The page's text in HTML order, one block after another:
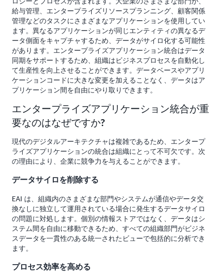
給与管理、エンタープライズリソースプランニング、顧客関係
管理などのタスクにさまざまなアプリケーションを使用してい
ます。異なるアプリケーションが同じエンティティの異なるデ
ータ側面をキャプチャするため、データがサイロ化する可能性
があります。エンタープライズアプリケーション統合はデータ
同期をサポートするため、組織はビジネスプロセスを自動化し
て生産性を向上させることができます。データベースやアプリ
ケーションコードに大きな変更を加えることなく、データはア
プリケーション間を自由にやり取りできます。
エンタープライズアプリケーション統合が重
要なのはなぜですか?
現代のデジタルアーキテクチャは複雑であるため、エンタープ
ライズアプリケーションの統合は組織にとって不可欠です。次
の理由により、企業に競争力を与えることができます。
データサイロを削除する
EAI は、組織内のさまざまな部門やシステムが通信やデータ交
換なしに独立して運用されている場合に発生するデータサイロ
の問題に対処します。個別の情報ストアではなく、データはシ
ステム間を自由に移動できるため、すべての組織部門がビジネ
スデータを一貫性のある統一されたビューで包括的に分析でき
ます。
プロセス効率を高める